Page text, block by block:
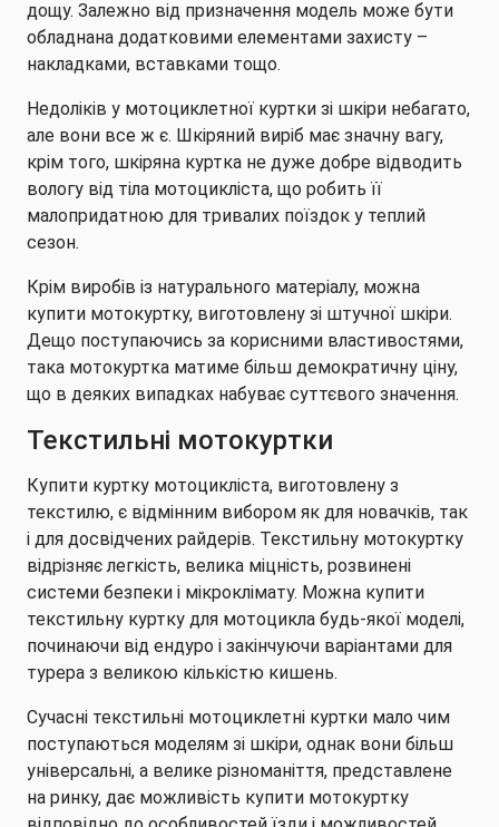
дощу. Залежно від призначення модель може бути
обладнана додатковими елементами захисту –
накладками, вставками тощо.
Недоліків у мотоциклетної куртки зі шкіри небагато,
але вони все ж є. Шкіряний виріб має значну вагу,
крім того, шкіряна куртка не дуже добре відводить
вологу від тіла мотоцикліста, що робить її
малопридатною для тривалих поїздок у теплий
сезон.
Крім виробів із натурального матеріалу, можна
купити мотокуртку, виготовлену зі штучної шкіри.
Дещо поступаючись за корисними властивостями,
така мотокуртка матиме більш демократичну ціну,
що в деяких випадках набуває суттєвого значення.
Текстильні мотокуртки
Купити куртку мотоцикліста, виготовлену з
текстилю, є відмінним вибором як для новачків, так
і для досвідчених райдерів. Текстильну мотокуртку
відрізняє легкість, велика міцність, розвинені
системи безпеки і мікроклімату. Можна купити
текстильну куртку для мотоцикла будь-якої моделі,
починаючи від ендуро і закінчуючи варіантами для
турера з великою кількістю кишень.
Сучасні текстильні мотоциклетні куртки мало чим
поступаються моделям зі шкіри, однак вони більш
універсальні, а велике різноманіття, представлене
на ринку, дає можливість купити мотокуртку